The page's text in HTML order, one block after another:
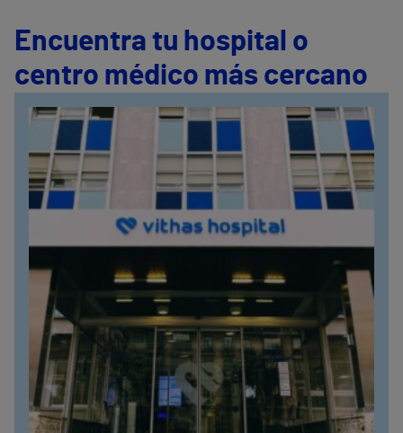
Encuentra tu hospital o
centro médico más cercano